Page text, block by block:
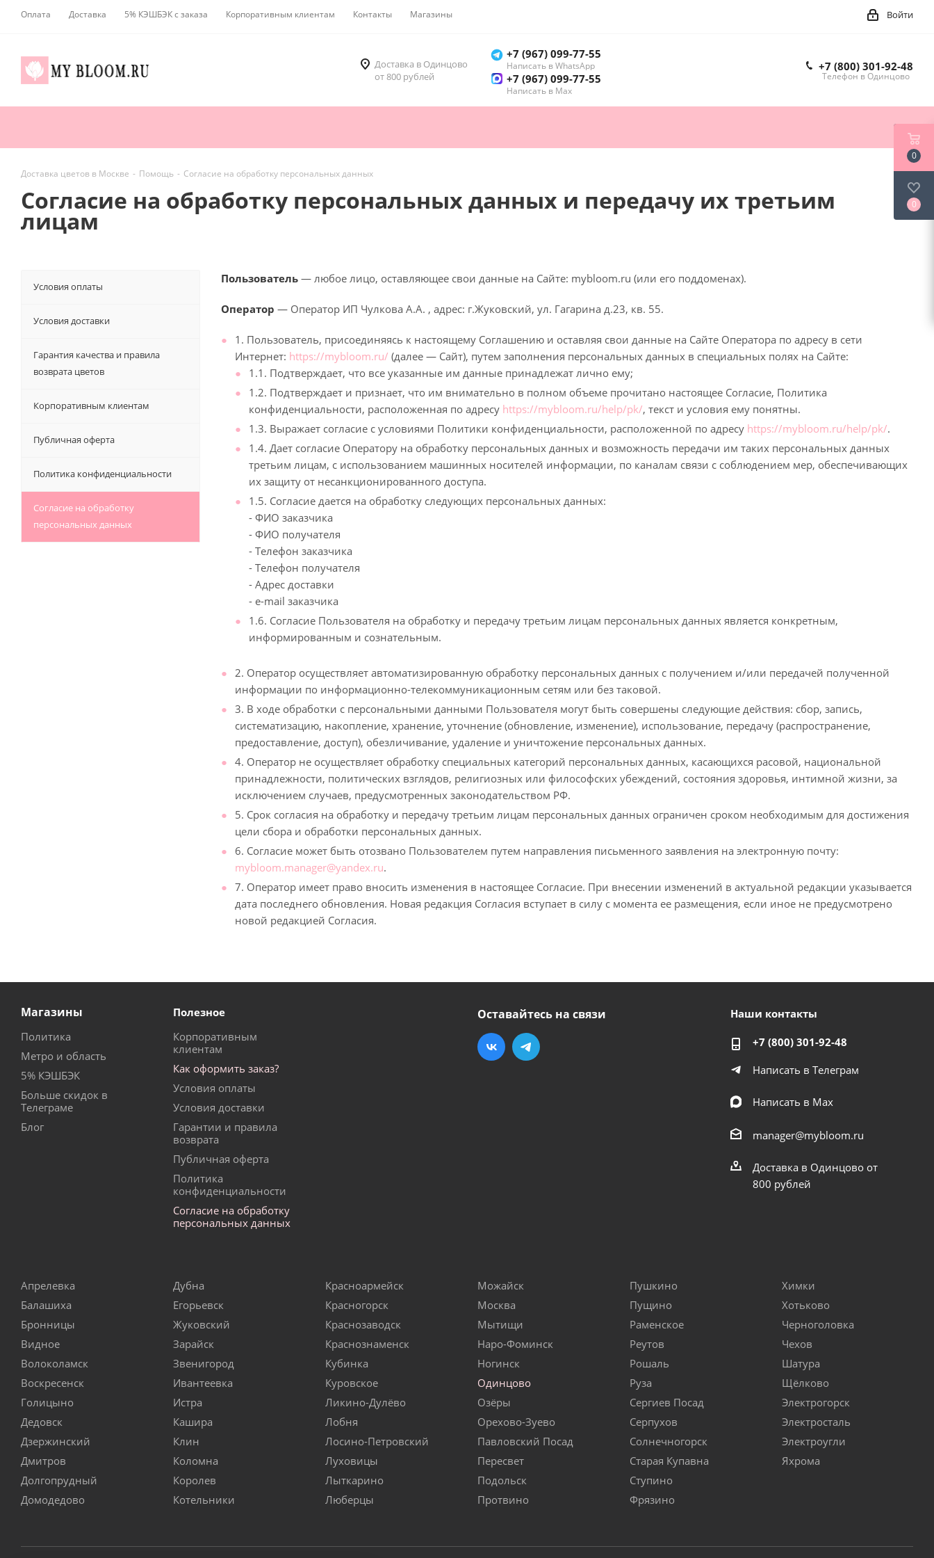
Оплата Доставка 5% КЭШБЭК с заказа Корпоративным клиентам Контакты Магазины Войти
Доставка в Одинцово
от 800 рублей
+7 (967) 099-77-55
Написать в WhatsApp
+7 (967) 099-77-55
Написать в Мах
+7 (800) 301-92-48
Телефон в Одинцово
Доставка цветов в Москве - Помощь - Согласие на обработку персональных данных
Согласие на обработку персональных данных и передачу их третьим
лицам
Пользователь — любое лицо, оставляющее свои данные на Сайте: mybloom.ru (или его поддоменах).
Оператор — Оператор ИП Чулкова А.А. , адрес: г.Жуковский, ул. Гагарина д.23, кв. 55.
1. Пользователь, присоединяясь к настоящему Соглашению и оставляя свои данные на Сайте Оператора по адресу в сети
Интернет: https://mybloom.ru/ (далее — Сайт), путем заполнения персональных данных в специальных полях на Сайте:
1.1. Подтверждает, что все указанные им данные принадлежат лично ему;
1.2. Подтверждает и признает, что им внимательно в полном объеме прочитано настоящее Согласие, Политика
конфиденциальности, расположенная по адресу https://mybloom.ru/help/pk/, текст и условия ему понятны.
1.3. Выражает согласие с условиями Политики конфиденциальности, расположенной по адресу https://mybloom.ru/help/pk/.
1.4. Дает согласие Оператору на обработку персональных данных и возможность передачи им таких персональных данных
третьим лицам, с использованием машинных носителей информации, по каналам связи с соблюдением мер, обеспечивающих
их защиту от несанкционированного доступа.
1.5. Согласие дается на обработку следующих персональных данных:
- ФИО заказчика
- ФИО получателя
- Телефон заказчика
- Телефон получателя
- Адрес доставки
- e-mail заказчика
1.6. Согласие Пользователя на обработку и передачу третьим лицам персональных данных является конкретным,
информированным и сознательным.
2. Оператор осуществляет автоматизированную обработку персональных данных с получением и/или передачей полученной
информации по информационно-телекоммуникационным сетям или без таковой.
3. В ходе обработки с персональными данными Пользователя могут быть совершены следующие действия: сбор, запись,
систематизацию, накопление, хранение, уточнение (обновление, изменение), использование, передачу (распространение,
предоставление, доступ), обезличивание, удаление и уничтожение персональных данных.
4. Оператор не осуществляет обработку специальных категорий персональных данных, касающихся расовой, национальной
принадлежности, политических взглядов, религиозных или философских убеждений, состояния здоровья, интимной жизни, за
исключением случаев, предусмотренных законодательством РФ.
5. Срок согласия на обработку и передачу третьим лицам персональных данных ограничен сроком необходимым для достижения
цели сбора и обработки персональных данных.
6. Согласие может быть отозвано Пользователем путем направления письменного заявления на электронную почту:
mybloom.manager@yandex.ru.
7. Оператор имеет право вносить изменения в настоящее Согласие. При внесении изменений в актуальной редакции указывается
дата последнего обновления. Новая редакция Согласия вступает в силу с момента ее размещения, если иное не предусмотрено
новой редакцией Согласия.
Условия оплаты
Условия доставки
Гарантия качества и правила
возврата цветов
Корпоративным клиентам
Публичная оферта
Политика конфиденциальности
Согласие на обработку
персональных данных
Магазины
Политика
Метро и область
5% КЭШБЭК
Больше скидок в
Телеграме
Блог
Полезное
Корпоративным
клиентам
Как оформить заказ?
Условия оплаты
Условия доставки
Гарантии и правила
возврата
Публичная оферта
Политика
конфиденциальности
Согласие на обработку
персональных данных
Оставайтесь на связи Наши контакты
+7 (800) 301-92-48
Написать в Телеграм
Написать в Мах
manager@mybloom.ru
Доставка в Одинцово от
800 рублей
Апрелевка
Балашиха
Бронницы
Видное
Волоколамск
Воскресенск
Голицыно
Дедовск
Дзержинский
Дмитров
Долгопрудный
Домодедово
Дубна
Егорьевск
Жуковский
Зарайск
Звенигород
Ивантеевка
Истра
Кашира
Клин
Коломна
Королев
Котельники
Красноармейск
Красногорск
Краснозаводск
Краснознаменск
Кубинка
Куровское
Ликино-Дулёво
Лобня
Лосино-Петровский
Луховицы
Лыткарино
Люберцы
Можайск
Москва
Мытищи
Наро-Фоминск
Ногинск
Одинцово
Озёры
Орехово-Зуево
Павловский Посад
Пересвет
Подольск
Протвино
Пушкино
Пущино
Раменское
Реутов
Рошаль
Руза
Сергиев Посад
Серпухов
Солнечногорск
Старая Купавна
Ступино
Фрязино
Химки
Хотьково
Черноголовка
Чехов
Шатура
Щёлково
Электрогорск
Электросталь
Электроугли
Яхрома
0
0